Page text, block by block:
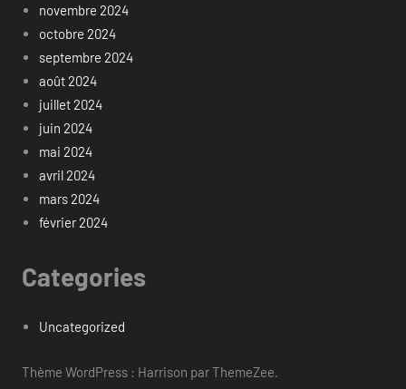
novembre 2024
octobre 2024
septembre 2024
août 2024
juillet 2024
juin 2024
mai 2024
avril 2024
mars 2024
février 2024
Categories
Uncategorized
Thème WordPress : Harrison par ThemeZee.